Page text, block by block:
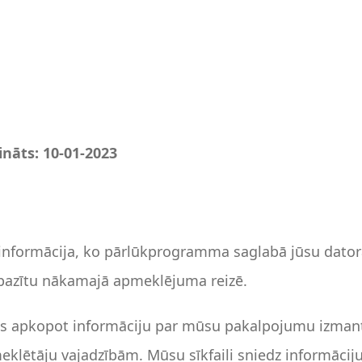
10-01-2023
ko pārlūkprogramma saglabā jūsu
nākamajā apmeklējuma reizē.
apkopot informāciju par mūsu pakalpojumu
vajadzībām. Mūsu sīkfaili sniedz